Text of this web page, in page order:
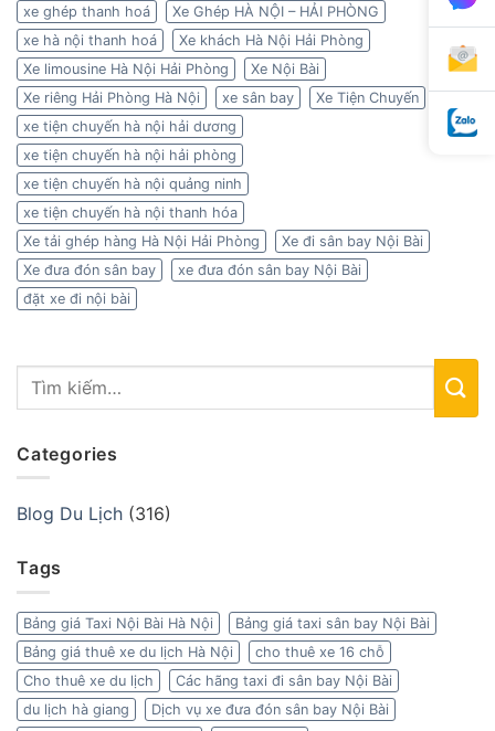
xe ghép thanh hoá
Xe Ghép HÀ NỘI – HẢI PHÒNG
xe hà nội thanh hoá
Xe khách Hà Nội Hải Phòng
Xe limousine Hà Nội Hải Phòng
Xe Nội Bài
Xe riêng Hải Phòng Hà Nội
xe sân bay
Xe Tiện Chuyến
xe tiện chuyến hà nội hải dương
xe tiện chuyến hà nội hải phòng
xe tiện chuyến hà nội quảng ninh
xe tiện chuyến hà nội thanh hóa
Xe tải ghép hàng Hà Nội Hải Phòng
Xe đi sân bay Nội Bài
Xe đưa đón sân bay
xe đưa đón sân bay Nội Bài
đặt xe đi nội bài
Categories
Blog Du Lịch (316)
Tags
Bảng giá Taxi Nội Bài Hà Nội
Bảng giá taxi sân bay Nội Bài
Bảng giá thuê xe du lịch Hà Nội
cho thuê xe 16 chỗ
Cho thuê xe du lịch
Các hãng taxi đi sân bay Nội Bài
du lịch hà giang
Dịch vụ xe đưa đón sân bay Nội Bài